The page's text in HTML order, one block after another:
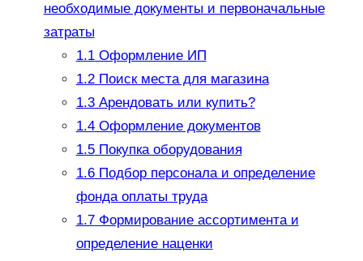
необходимые документы и первоначальные
затраты
1.1Оформление ИП
1.2Поиск места для магазина
1.3Арендовать или купить?
1.4Оформление документов
1.5Покупка оборудования
1.6Подбор персонала и определение
фонда оплаты труда
1.7Формирование ассортимента и
определение наценки